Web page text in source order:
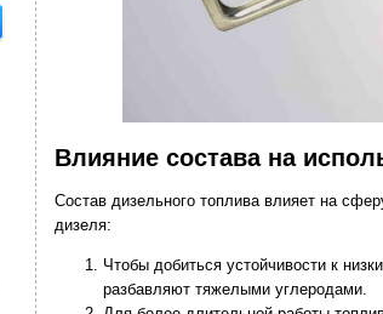
Влияние состава на
Состав дизельного топлива влияет на
дизеля:
Чтобы добиться устойчивости к
разбавляют тяжелыми углеродами.